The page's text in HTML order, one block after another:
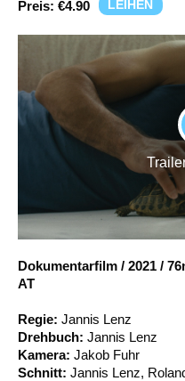
So geht’s
Filmpakete
&
Account
Preis: €4.90 LEIHEN
Dokumentarfilm / 2021 /
AT
Regie: Jannis Lenz
Drehbuch: Jannis Lenz
Kamera: Jakob Fuhr
Schnitt: Jannis Lenz,